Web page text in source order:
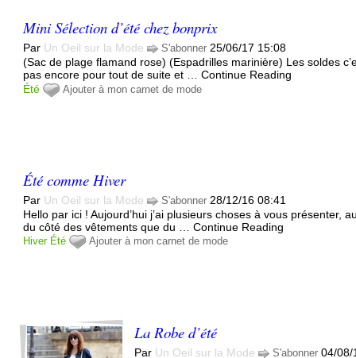
Mini Sélection d’été chez bonprix
Par Un Oeil sur la Mode S'abonner 25/06/17 15:08
(Sac de plage flamand rose) (Espadrilles marinière) Les soldes
pas encore pour tout de suite et … Continue Reading
Été
Ajouter à mon carnet de mode
Été comme Hiver
Par Un Oeil sur la Mode S'abonner 28/12/16 08:41
Hello par ici ! Aujourd’hui j’ai plusieurs choses à vous présenter,
du côté des vêtements que du … Continue Reading
Hiver Été Ajouter à mon carnet de mode
La Robe d’été
Par Un Oeil sur la Mode S'abonner 04/08/